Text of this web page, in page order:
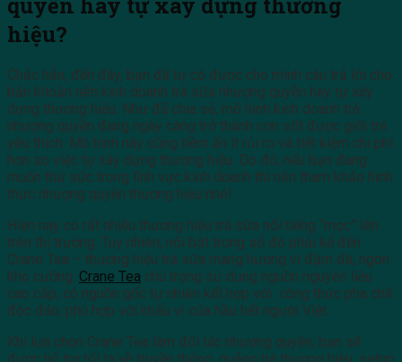
hiệu?
Chắc hẳn, đến đây, bạn đã tự có được cho mình câu trả lời cho
băn khoăn nên kinh doanh trà sữa nhượng quyền hay tự xây
dựng thương hiệu. Như đã chia sẻ, mô hình kinh doanh trà
nhượng quyền đang ngày càng trở thành cơn sốt được giới trẻ
yêu thích. Mô hình này cũng tiềm ẩn ít rủi ro và tiết kiệm chi phí
hơn so việc tự xây dựng thương hiệu. Do đó, nếu bạn đang
muốn thử sức trong lĩnh vực kinh doanh thì nên tham khảo hình
thức nhượng quyền thương hiệu nhé!
Hiện nay có rất nhiều thương hiệu trà sữa nổi tiếng “mọc” lên
trên thị trường. Tuy nhiên, nổi bật trong số đó phải kể đến
Crane Tea – thương hiệu trà sữa mang hương vị đậm đà, ngon
khó cưỡng. Crane Tea chú trọng sử dụng nguồn nguyên liệu
cao cấp, có nguồn gốc tự nhiên kết hợp với công thức pha chế
độc đáo, phù hợp với khẩu vị của hầu hết người Việt.
Khi lựa chọn Crane Tea làm đối tác nhượng quyền, bạn sẽ